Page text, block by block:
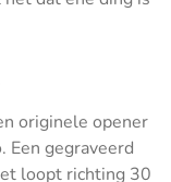
originele opener
gegraveerd
loopt richting 30